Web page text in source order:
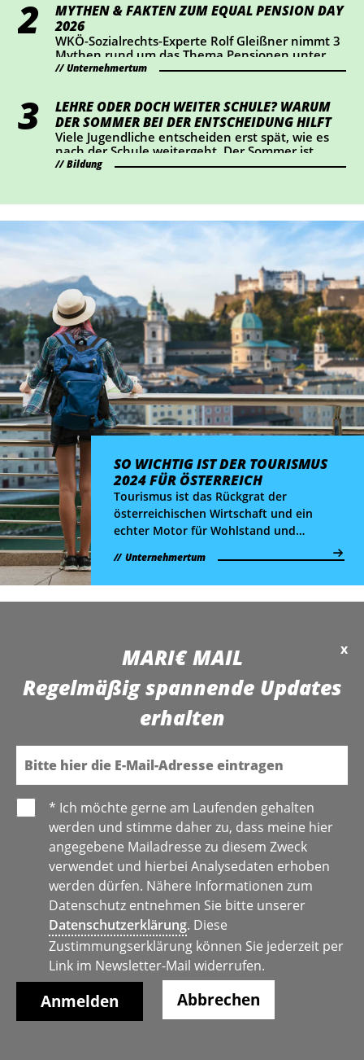
sollte jetzt prüfen, ob Handlungsbedarf besteht.
MYTHEN & FAKTEN ZUM EQUAL PENSION DAY
2026
WKÖ-Sozialrechts-Experte Rolf Gleißner nimmt 3
Mythen rund um das Thema Pensionen unter
die Lupe und liefert Fakten.
Unternehmertum
LEHRE ODER DOCH WEITER SCHULE? WARUM
DER SOMMER BEI DER ENTSCHEIDUNG HILFT
Viele Jugendliche entscheiden erst spät, wie es
nach der Schule weitergeht. Der Sommer ist
ideal, um Lehrberufe auszuprobieren und Fragen
Bildung
SO WICHTIG IST DER TOURISMUS
2024 FÜR ÖSTERREICH
Tourismus ist das Rückgrat der
österreichischen Wirtschaft und ein
echter Motor für Wohlstand und
Beschäftigung. Das zeigt einmal mehr ein
Blick auf die aktuellen Daten und
Unternehmertum
x
MARI€ MAIL
Regelmäßig spannende Updates
erhalten
E-Mail
* Ich möchte gerne am Laufenden gehalten
werden und stimme daher zu, dass meine hier
angegebene Mailadresse zu diesem Zweck
verwendet und hierbei Analysedaten erhoben
werden dürfen. Nähere Informationen zum
Datenschutz entnehmen Sie bitte unserer
Datenschutzerklärung. Diese
Zustimmungserklärung können Sie jederzeit per
Link im Newsletter-Mail widerrufen.
Abbrechen